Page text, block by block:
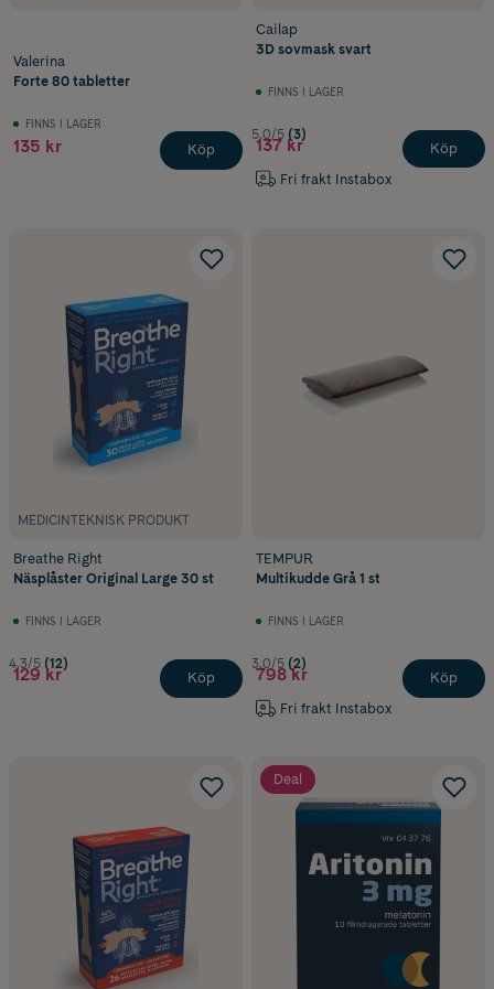
Valerina
Forte 80 tabletter
FINNS I LAGER
135 kr Köp
Cailap
3D sovmask svart
FINNS I LAGER
5.0/5 (3)
137 kr
Fri frakt Instabox
Köp
MEDICINTEKNISK PRODUKT
Breathe Right
Näsplåster Original Large 30 st
FINNS I LAGER
4.3/5 (12)
129 kr Köp
TEMPUR
Multikudde Grå 1 st
FINNS I LAGER
3.0/5 (2)
798 kr
Fri frakt Instabox
Köp
Deal